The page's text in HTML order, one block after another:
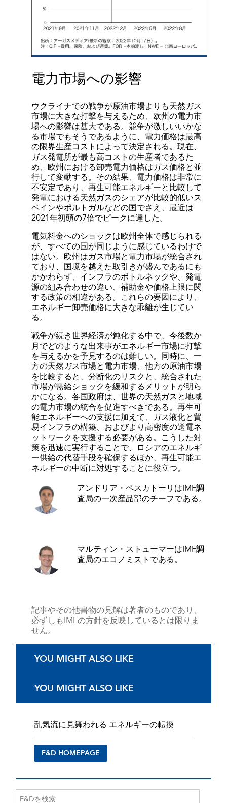
電力市場への影響
ウクライナでの戦争が原油市場よりも天然ガス
市場に大きな打撃を与えるため、欧州の電力市
場への影響は甚大である。競争が激しいいかな
る市場でもそうであるように、電力価格は最高
の限界生産コストによって決定される。現在、
ガス発電所が最も高コストの生産者であるた
め、欧州における卸売電力価格はガス価格と並
行して変動する。その結果、電力価格は非常に
不安定であり、再生可能エネルギーと比較して
発電における天然ガスのシェアが比較的低いス
ペインやポルトガルなどの国でさえ、最近は
2021年初頭の7倍でピークに達した。
電気料金へのショックは欧州全体で感じられる
が、すべての国が同じように感じているわけで
はない。欧州はガス市場と電力市場が統合され
ており、国境を越えた取引きが盛んであるにも
かかわらず、インフラのボトルネックや、発電
源の組み合わせの違い、補助金や価格上限に関
する政策の相違がある。これらの要因により、
エネルギー卸売価格に大きな乖離が生じてい
る。
戦争が続き世界経済が鈍化する中で、今後数か
月でどのような出来事がエネルギー市場に打撃
を与えるかを予見するのは難しい。同時に、一
方の天然ガス市場と電力市場、他方の原油市場
を比較すると、分断化のリスクと、統合された
市場が需給ショックを緩和するメリットが明ら
かになる。各国政府は、世界の天然ガスと地域
の電力市場の統合を促進すべきである。再生可
能エネルギーへの支援に加えて、ガス液化と貿
易インフラの構築、およびより高密度の送電ネ
ットワークを支援する必要がある。こうした対
策を迅速に実行することで、ロシアのエネルギ
ー供給の代替手段を確保するほか、再生可能エ
ネルギーの中断に対処することに役立つ。
アンドリア・ペスカトーリはIMF調
査局の一次産品部のチーフである。
マルティン・ストューマーはIMF調
査局のエコノミストである。
記事やその他書物の見解は著者のものであり、
必ずしもIMFの方針を反映しているとは限りま
せん。
YOU MIGHT ALSO LIKE
YOU MIGHT ALSO LIKE
乱気流に見舞われる エネルギーの転換
F&D HOMEPAGE